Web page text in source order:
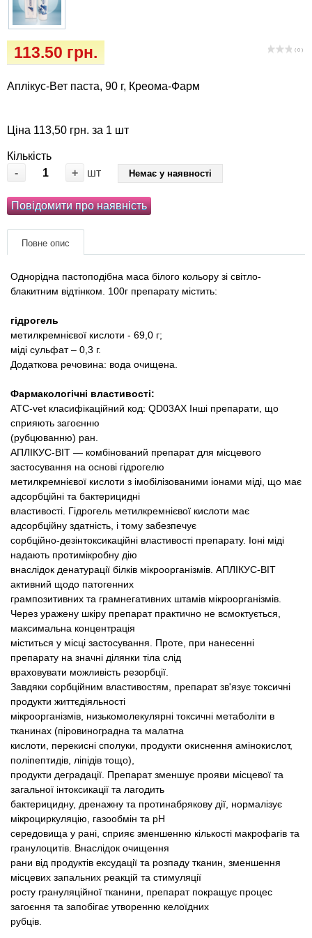
( 0 )
113.50 грн.
Аплікус-Вет паста, 90 г, Креома-Фарм
Ціна 113,50 грн. за 1 шт
Кількість
-
+ шт Немає у наявності
Повідомити про наявність
Повне опис
Однорідна пастоподібна маса білого кольору зі світло-
блакитним відтінком. 100г препарату містить:
гідрогель
метилкремнієвої кислоти - 69,0 г;
міді сульфат – 0,3 г.
Додаткова речовина: вода очищена.
Фармакологічні властивості:
ATC-vet класифікаційний код: QD03АХ Інші препарати, що
сприяють загоєнню
(рубцюванню) ран.
АПЛІКУС-ВІТ — комбінований препарат для місцевого
застосування на основі гідрогелю
метилкремнієвої кислоти з імобілізованими іонами міді, що має
адсорбційні та бактерицидні
властивості. Гідрогель метилкремнієвої кислоти має
адсорбційну здатність, і тому забезпечує
сорбційно-дезінтоксикаційні властивості препарату. Іоні міді
надають протимікробну дію
внаслідок денатурації білків мікроорганізмів. АПЛІКУС-ВІТ
активний щодо патогенних
грампозитивних та грамнегативних штамів мікроорганізмів.
Через уражену шкіру препарат практично не всмоктується,
максимальна концентрація
міститься у місці застосування. Проте, при нанесенні
препарату на значні ділянки тіла слід
враховувати можливість резорбції.
Завдяки сорбційним властивостям, препарат зв'язує токсичні
продукти життєдіяльності
мікроорганізмів, низькомолекулярні токсичні метаболіти в
тканинах (піровиноградна та малатна
кислоти, перекисні сполуки, продукти окиснення амінокислот,
поліпептидів, ліпідів тощо),
продукти деградації. Препарат зменшує прояви місцевої та
загальної інтоксикації та лагодить
бактерицидну, дренажну та протинабрякову дії, нормалізує
мікроциркуляцію, газообмін та рН
середовища у рані, сприяє зменшенню кількості макрофагів та
гранулоцитів. Внаслідок очищення
рани від продуктів ексудації та розпаду тканин, зменшення
місцевих запальних реакцій та стимуляції
росту грануляційної тканини, препарат покращує процес
загоєння та запобігає утворенню келоїдних
рубців.
собак
коврики
Миски, автогодівниці, поїлки
Одяг та взуття
Перенесення, сумки, клітини
Післяопераційні засоби та витратні
матеріали
Подарункові сертифікати
Товари для голубів
Товари для гризунів
Товари для коней
Товари для людей
Хозряд - господарчі товари оптом
Популярні зоотоварі
Архів / Знято з виробництва